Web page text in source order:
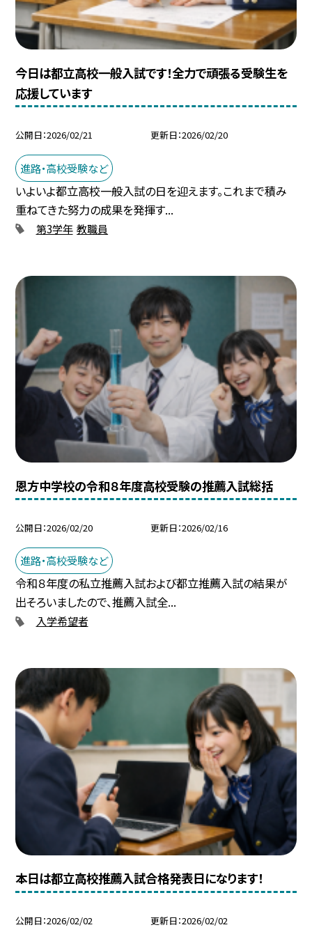
今日は都立高校一般入試です！全力で頑張る受験生を
応援しています
公開日 2026/02/21 更新日 2026/02/20
進路・高校受験など
いよいよ都立高校一般入試の日を迎えます。これまで積み
重ねてきた努力の成果を発揮す...
第3学年 教職員
恩方中学校の令和８年度高校受験の推薦入試総括
公開日 2026/02/20 更新日 2026/02/16
進路・高校受験など
令和８年度の私立推薦入試および都立推薦入試の結果が
出そろいましたので、推薦入試全...
入学希望者
本日は都立高校推薦入試合格発表日になります！
公開日 2026/02/02 更新日 2026/02/02